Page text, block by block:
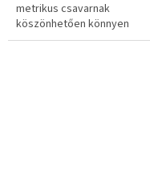
metrikus csavarnak
köszönhetően könnyen
felszerelhető a kerékpárra.